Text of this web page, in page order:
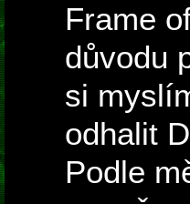
Frame
důvodu
si
odhalit
Podle